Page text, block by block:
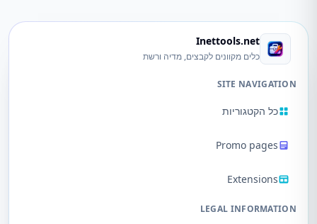
Inettools.net
כלים מקוונים לקבצים, מדיה ורשת
SITE NAVIGATION
כל הקטגוריות
Promo pages
Extensions
LEGAL INFORMATION